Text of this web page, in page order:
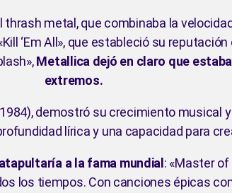
metal, que combinaba la
‘Em All», que estableció su
Metallica dejó en claro que
extremos.
demostró su crecimiento musical
lírica y una capacidad para
a la fama mundial : «Master
los tiempos. Con canciones épicas